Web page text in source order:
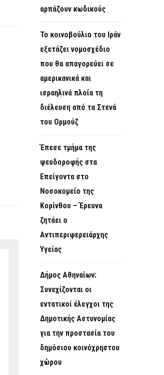
αρπάζουν κωδικούς
Το κοινοβούλιο του Ιράν
εξετάζει νομοσχέδιο
που θα απαγορεύει σε
αμερικανικά και
ισραηλινά πλοία τη
διέλευση από τα Στενά
του Ορμούζ
Έπεσε τμήμα της
ψευδοροφής στα
Επείγοντα στο
Νοσοκομείο της
Κορίνθου – Έρευνα
ζητάει ο
Αντιπεριφερειάρχης
Υγείας
Δήμος Αθηναίων:
Συνεχίζονται οι
εντατικοί έλεγχοι της
Δημοτικής Αστυνομίας
για την προστασία του
δημόσιου κοινόχρηστου
χώρου